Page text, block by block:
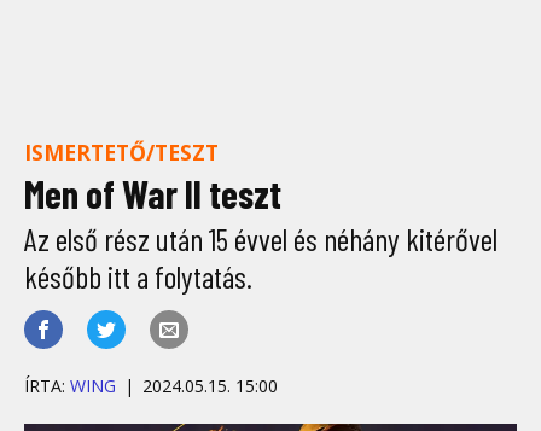
ISMERTETŐ/TESZT
Men of War II teszt
Az első rész után 15 évvel és néhány kitérővel
később itt a folytatás.
ÍRTA: WING 2024.05.15. 15:00